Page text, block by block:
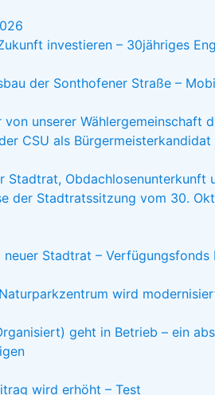
investieren – 30jähriges
der Sonthofener Straße –
unserer Wählergemeinschaft
CSU als Bürgermeisterkandidat
Stadtrat, Obdachlosenunterkunft
der Stadtratssitzung vom 30.
Stadtrat – Verfügungsfonds
wird
geht in Betrieb – ein
wird erhöht – Test